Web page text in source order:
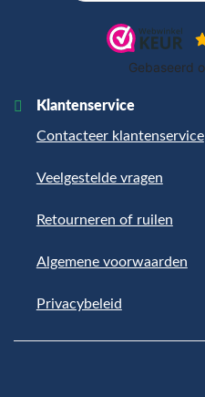
Klantenservice
Contacteer klantenservice
Veelgestelde vragen
Retourneren of ruilen
Algemene voorwaarden
Privacybeleid